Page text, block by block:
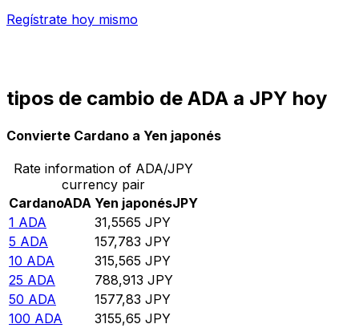
Regístrate hoy mismo
tipos de cambio de ADA a JPY hoy
Convierte Cardano a Yen japonés
Rate information of ADA/JPY
currency pair
CardanoADA Yen japonésJPY
1 ADA 31,5565 JPY
5 ADA 157,783 JPY
10 ADA 315,565 JPY
25 ADA 788,913 JPY
50 ADA 1577,83 JPY
100 ADA 3155,65 JPY